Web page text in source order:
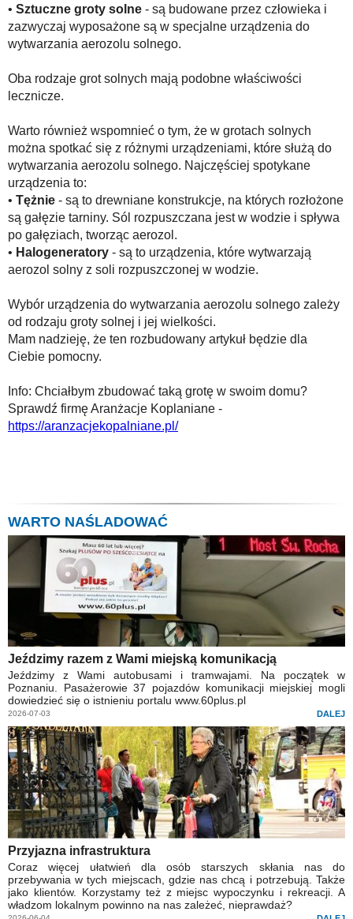
• Sztuczne groty solne - są budowane przez człowieka i
zazwyczaj wyposażone są w specjalne urządzenia do
wytwarzania aerozolu solnego.
Oba rodzaje grot solnych mają podobne właściwości
lecznicze.
Warto również wspomnieć o tym, że w grotach solnych
można spotkać się z różnymi urządzeniami, które służą do
wytwarzania aerozolu solnego. Najczęściej spotykane
urządzenia to:
• Tężnie - są to drewniane konstrukcje, na których rozłożone
są gałęzie tarniny. Sól rozpuszczana jest w wodzie i spływa
po gałęziach, tworząc aerozol.
• Halogeneratory - są to urządzenia, które wytwarzają
aerozol solny z soli rozpuszczonej w wodzie.
Wybór urządzenia do wytwarzania aerozolu solnego zależy
od rodzaju groty solnej i jej wielkości.
Mam nadzieję, że ten rozbudowany artykuł będzie dla
Ciebie pomocny.
Info: Chciałbym zbudować taką grotę w swoim domu?
Sprawdź firmę Aranżacje Koplaniane -
https://aranzacjekopalniane.pl/
WARTO NAŚLADOWAĆ
Jeździmy razem z Wami miejską komunikacją
Jeździmy z Wami autobusami i tramwajami. Na początek w
Poznaniu. Pasażerowie 37 pojazdów komunikacji miejskiej mogli
dowiedzieć się o istnieniu portalu www.60plus.pl
2026-07-03 DALEJ
Przyjazna infrastruktura
Coraz więcej ułatwień dla osób starszych skłania nas do
przebywania w tych miejscach, gdzie nas chcą i potrzebują. Także
jako klientów. Korzystamy też z miejsc wypoczynku i rekreacji. A
władzom lokalnym powinno na nas zależeć, nieprawdaż?